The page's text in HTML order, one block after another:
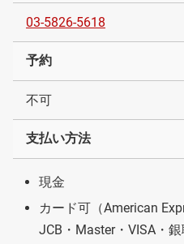
03-5826-5618
予約
不可
支払い方法
現金
カード可（American
JCB・Master・VISA・銀